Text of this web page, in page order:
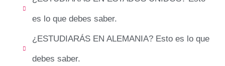
es lo que debes saber.
¿ESTUDIARÁS EN ALEMANIA? Esto es lo que
debes saber.